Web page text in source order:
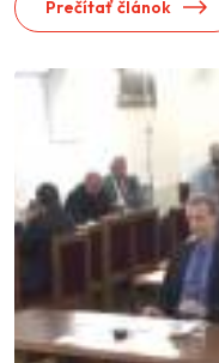
Prečítať článok